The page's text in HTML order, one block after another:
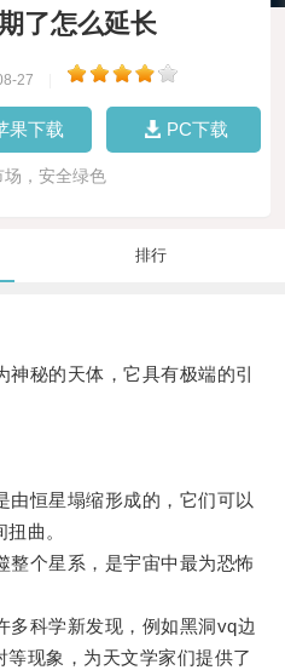
了怎么延长
27
果下载 PC下载
场，安全绿色
排行
秘的天体，它具有极端的引
恒星塌缩形成的，它们可以
曲。
个星系，是宇宙中最为恐怖
科学新发现，例如黑洞vq边
现象，为天文学家们提供了